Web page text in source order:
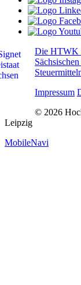
Die HTWK
Impressum
© 2026
Leipzig
MobileNavi